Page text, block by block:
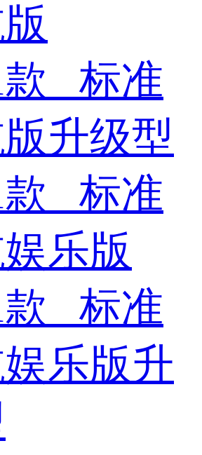
款 标准
升级型
款 标准
乐版
款 标准
乐版升